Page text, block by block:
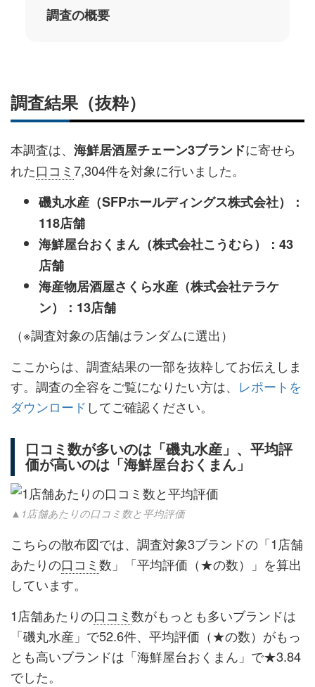
調査の概要
調査結果（抜粋）
本調査は、 海鮮居酒屋チェーン3ブランドに寄せら
れた口コミ 7,304件を対象に行いました。
磯丸水産（SFPホールディングス株式会社）：
118店舗
海鮮屋台おくまん（株式会社こうむら）：43
店舗
海産物居酒屋さくら水産（株式会社テラケ
ン）：13店舗
（※調査対象の店舗はランダムに選出）
ここからは、調査結果の一部を抜粋してお伝えしま
す。調査の全容をご覧になりたい方は、 レポートを
ダウンロード してご確認ください。
口コミ数が多いのは「磯丸水産」、平均評
価が高いのは「海鮮屋台おくまん」
▲1店舗あたりの口コミ数と平均評価
こちらの散布図では、調査対象3ブランドの「1店舗
あたりの口コミ 数」「平均評価（★の数）」を算出
しています。
1店舗あたりの口コミ 数がもっとも多いブランドは
「磯丸水産」で52.6件、平均評価（★の数）がもっ
とも高いブランドは「海鮮屋台おくまん」で★3.84
でした。